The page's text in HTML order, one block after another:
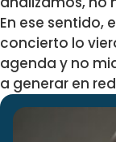
En ese sentido,
concierto lo
agenda y no
a generar en